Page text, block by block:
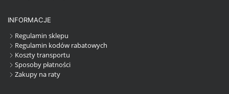
INFORMACJE
Regulamin sklepu
Regulamin kodów rabatowych
Koszty transportu
Sposoby płatności
Zakupy na raty